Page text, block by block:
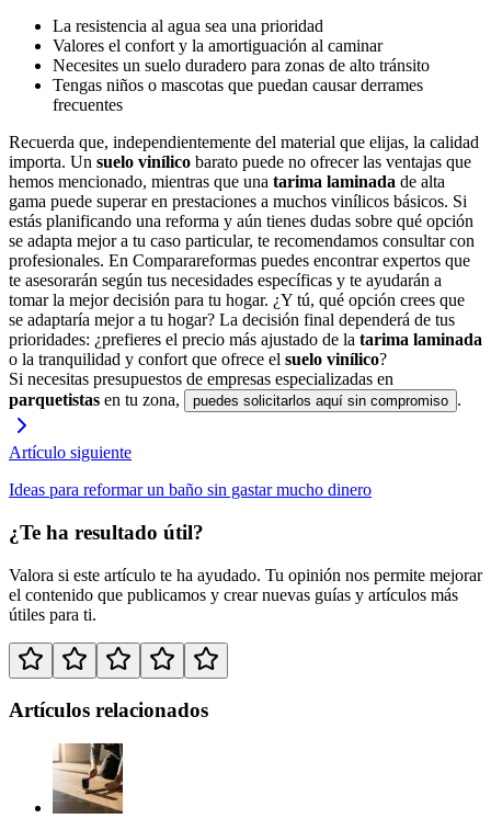
La resistencia al agua sea una prioridad
Valores el confort y la amortiguación al caminar
Necesites un suelo duradero para zonas de alto tránsito
Tengas niños o mascotas que puedan causar derrames
frecuentes
Recuerda que, independientemente del material que elijas, la calidad
importa. Un suelo vinílico barato puede no ofrecer las ventajas que
hemos mencionado, mientras que una tarima laminada de alta
gama puede superar en prestaciones a muchos vinílicos básicos. Si
estás planificando una reforma y aún tienes dudas sobre qué opción
se adapta mejor a tu caso particular, te recomendamos consultar con
profesionales. En Comparareformas puedes encontrar expertos que
te asesorarán según tus necesidades específicas y te ayudarán a
tomar la mejor decisión para tu hogar. ¿Y tú, qué opción crees que
se adaptaría mejor a tu hogar? La decisión final dependerá de tus
prioridades: ¿prefieres el precio más ajustado de la tarima laminada
o la tranquilidad y confort que ofrece el suelo vinílico?
Si necesitas presupuestos de empresas especializadas en
parquetistas en tu zona, puedes solicitarlos aquí sin compromiso .
Artículo siguiente
Ideas para reformar un baño sin gastar mucho dinero
¿Te ha resultado útil?
Valora si este artículo te ha ayudado. Tu opinión nos permite mejorar
el contenido que publicamos y crear nuevas guías y artículos más
útiles para ti.
Artículos relacionados